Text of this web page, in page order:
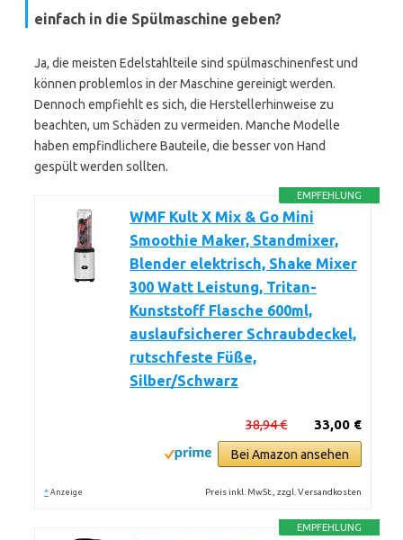
einfach in die Spülmaschine geben?
Ja, die meisten Edelstahlteile sind spülmaschinenfest und
können problemlos in der Maschine gereinigt werden.
Dennoch empfiehlt es sich, die Herstellerhinweise zu
beachten, um Schäden zu vermeiden. Manche Modelle
haben empfindlichere Bauteile, die besser von Hand
gespült werden sollten.
EMPFEHLUNG
WMF Kult X Mix & Go Mini
Smoothie Maker, Standmixer,
Blender elektrisch, Shake Mixer
300 Watt Leistung, Tritan-
Kunststoff Flasche 600ml,
auslaufsicherer Schraubdeckel,
rutschfeste Füße,
Silber/Schwarz
33,00 €
38,94 €
Bei Amazon ansehen
* Anzeige Preis inkl. MwSt., zzgl. Versandkosten
EMPFEHLUNG